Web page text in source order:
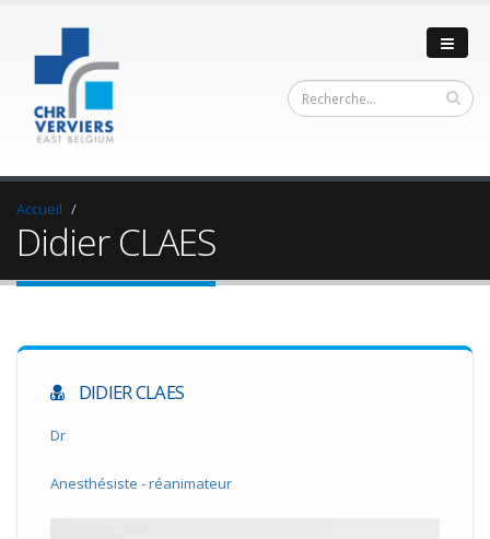
Accueil
Didier CLAES
DIDIER CLAES
Dr
Anesthésiste - réanimateur